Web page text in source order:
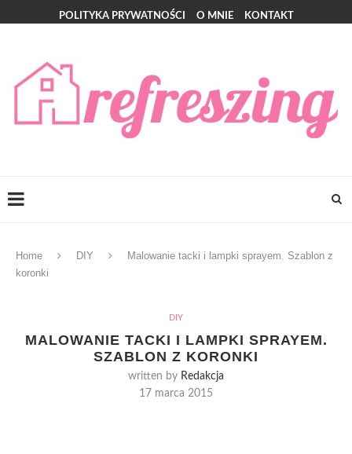
POLITYKA PRYWATNOŚCI O MNIE KONTAKT
Home DIY
Malowanie tacki i lampki sprayem. Szablon z
koronki
DIY
MALOWANIE TACKI I LAMPKI SPRAYEM.
SZABLON Z KORONKI
written by Redakcja
17 marca 2015